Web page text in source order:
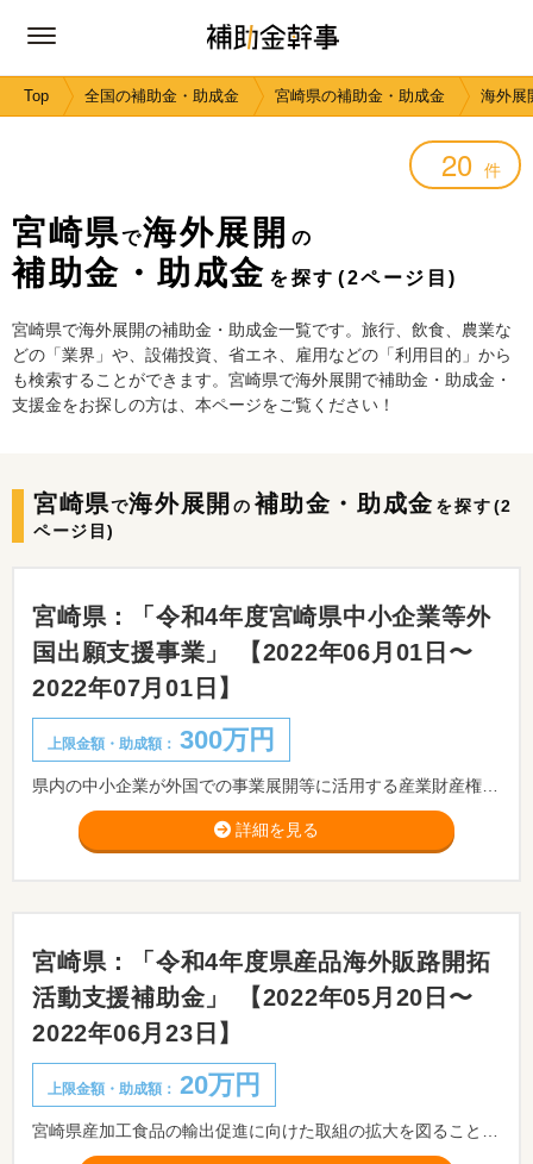
Top 全国の補助金・助成金 宮崎県の補助金・助成金 海外展
20 件
宮崎県で海外展開 の
補助金・助成金 を探す (2ページ目)
宮崎県で海外展開の補助金・助成金一覧です。旅行、飲食、農業な
どの「業界」や、設備投資、省エネ、雇用などの「利用目的」から
も検索することができます。宮崎県で海外展開で補助金・助成金・
支援金をお探しの方は、本ページをご覧ください！
宮崎県で海外展開 の 補助金・助成金を探す(2
ページ目)
宮崎県：「令和4年度宮崎県中小企業等外
国出願支援事業」 【2022年06月01日〜
2022年07月01日】
上限金額・助成額： 300万円
詳細を見る
宮崎県：「令和4年度県産品海外販路開拓
活動支援補助金」 【2022年05月20日〜
2022年06月23日】
上限金額・助成額： 20万円